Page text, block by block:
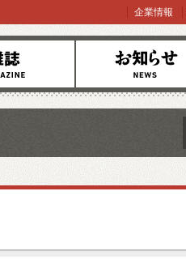
お知らせ
企業情報